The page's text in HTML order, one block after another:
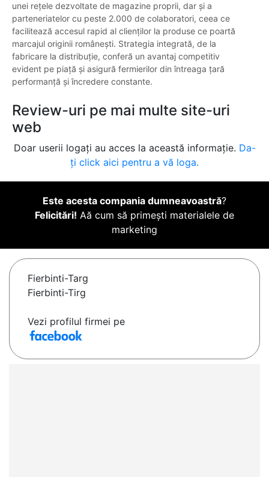
unei rețele dezvoltate de magazine proprii, dar și a
parteneriatelor cu peste 2.000 de colaboratori, ceea ce
facilitează accesul rapid al clienților la produse ce poartă
marcajul originii românești. Strategia integrată, de la
fabricare la distribuție, conferă un avantaj competitiv
evident pe piață și asigură fermierilor din întreaga țară
performanță și încredere constante.
Review-uri pe mai multe site-uri
web
Doar userii logați au acces la această informație. Da-
ți click aici pentru a vă loga.
Este acesta compania dumneavoastră?
Felicitări! Aă cum să primești materialele de
marketing
Fierbinti-Targ
Fierbinti-Tirg
Vezi profilul firmei pe